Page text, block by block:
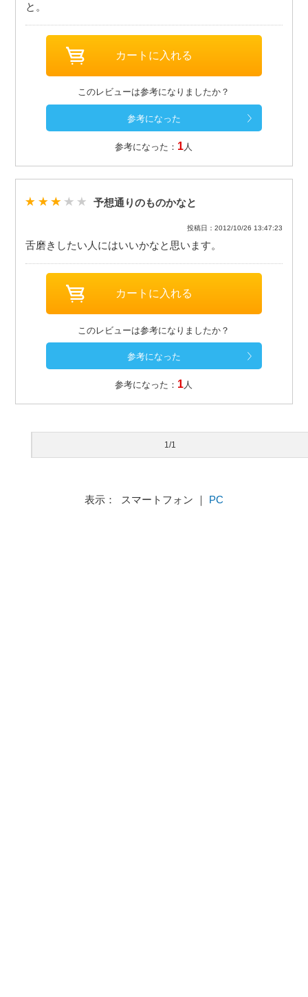
と。
このレビューは参考になりましたか？
参考になった： 1人
予想通りのものかなと
投稿日：2012/10/26 13:47:23
舌磨きしたい人にはいいかなと思います。
このレビューは参考になりましたか？
参考になった： 1人
1/1
表示： スマートフォン ｜ PC